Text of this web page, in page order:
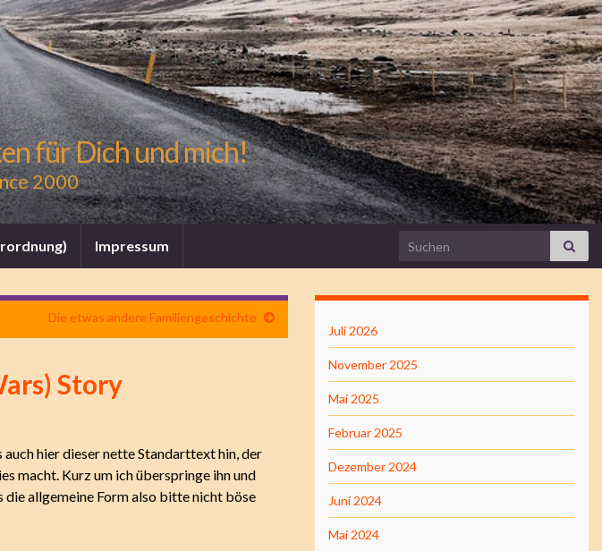
für Dich und mich!
2000
Impressum Search for:
Die etwas andere Familiengeschichte
Story
hier dieser nette Standarttext hin, der
macht. Kurz um ich überspringe ihn und
die allgemeine Form also bitte nicht böse
Juli 2026
November 2025
Mai 2025
Februar 2025
Dezember 2024
Juni 2024
Mai 2024